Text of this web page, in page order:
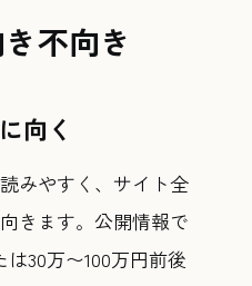
不向き
向く
みやすく、サイト全
きます。公開情報で
30万〜100万円前後